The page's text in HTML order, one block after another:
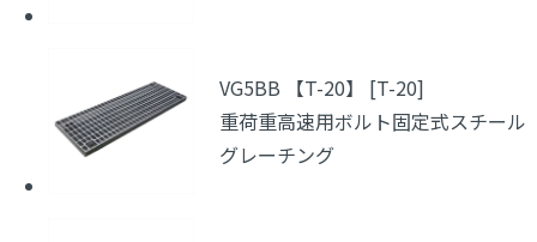
VG5BB 【T-20】 [T-20]
重荷重高速用ボルト固定式スチール
グレーチング